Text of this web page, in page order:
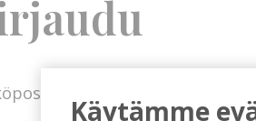
Käytämme